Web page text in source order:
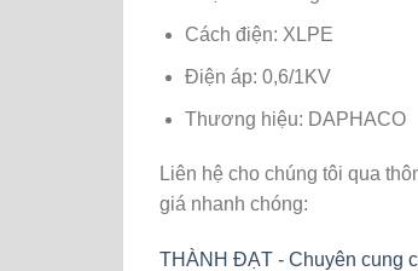
Cách điện: XLPE
Điện áp: 0,6/1KV
Thương hiệu: DAPHACO
Liên hệ cho chúng tôi qua
giá nhanh chóng:
THÀNH ĐẠT - Chuyên cung